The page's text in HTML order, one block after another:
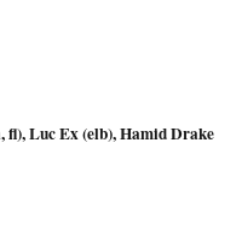
fl), Luc Ex (elb), Hamid Drake